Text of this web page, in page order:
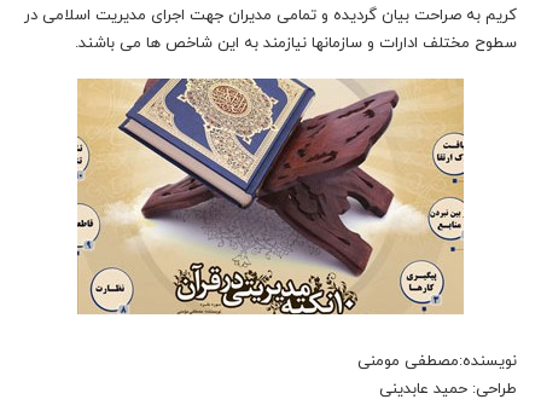
کریم به صراحت بیان گردیده و تمامی مدیران جهت اجرای مدیریت اسلامی در
سطوح مختلف ادارات و سازمانها نیازمند به این شاخص ها می باشند.
نویسنده:مصطفی مومنی
طراحی: حمید عابدینی